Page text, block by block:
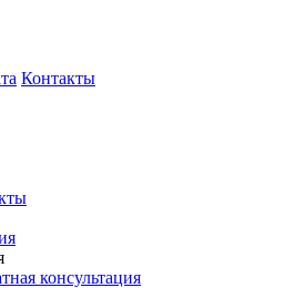
Контакты
консультация